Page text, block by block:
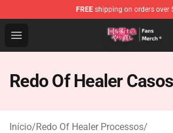
FREE shipping on orders over
Open menu
Redo Of Healer Store - Official
Redo Of Healer
Início/Redo Of Healer Processos/